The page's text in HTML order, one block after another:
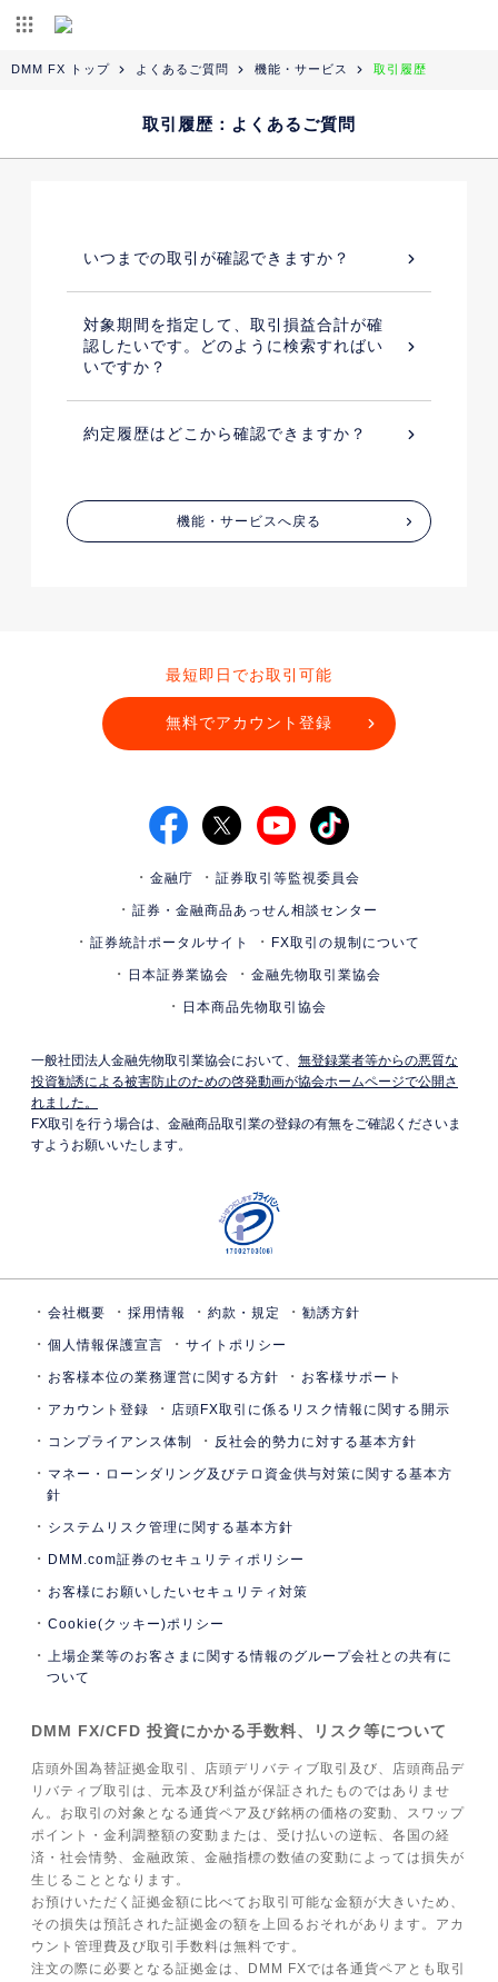
DMM FX トップ よくあるご質問 機能・サービス 取引履歴
取引履歴：よくあるご質問
いつまでの取引が確認できますか？
対象期間を指定して、取引損益合計が確
認したいです。どのように検索すればい
いですか？
約定履歴はどこから確認できますか？
機能・サービスへ戻る
最短即日でお取引可能
無料でアカウント登録
金融庁 証券取引等監視委員会
証券・金融商品あっせん相談センター
証券統計ポータルサイト FX取引の規制について
日本証券業協会 金融先物取引業協会
日本商品先物取引協会
一般社団法人金融先物取引業協会において、 無登録業者等からの悪質な
投資勧誘による被害防止のための啓発動画が協会ホームページで公開さ
れました。
FX取引を行う場合は、金融商品取引業の登録の有無をご確認くださいま
すようお願いいたします。
会社概要 採用情報 約款・規定 勧誘方針
個人情報保護宣言 サイトポリシー
お客様本位の業務運営に関する方針 お客様サポート
アカウント登録 店頭FX取引に係るリスク情報に関する開示
コンプライアンス体制 反社会的勢力に対する基本方針
マネー・ローンダリング及びテロ資金供与対策に関する基本方
針
システムリスク管理に関する基本方針
DMM.com証券のセキュリティポリシー
お客様にお願いしたいセキュリティ対策
Cookie(クッキー)ポリシー
上場企業等のお客さまに関する情報のグループ会社との共有に
ついて
DMM FX/CFD 投資にかかる手数料、リスク等について
店頭外国為替証拠金取引、店頭デリバティブ取引及び、店頭商品デ
リバティブ取引は、元本及び利益が保証されたものではありませ
ん。お取引の対象となる通貨ペア及び銘柄の価格の変動、スワップ
ポイント・金利調整額の変動または、受け払いの逆転、各国の経
済・社会情勢、金融政策、金融指標の数値の変動によっては損失が
生じることとなります。
お預けいただく証拠金額に比べてお取引可能な金額が大きいため、
その損失は預託された証拠金の額を上回るおそれがあります。アカ
ウント管理費及び取引手数料は無料です。
注文の際に必要となる証拠金は、DMM FXでは各通貨ペアとも取引